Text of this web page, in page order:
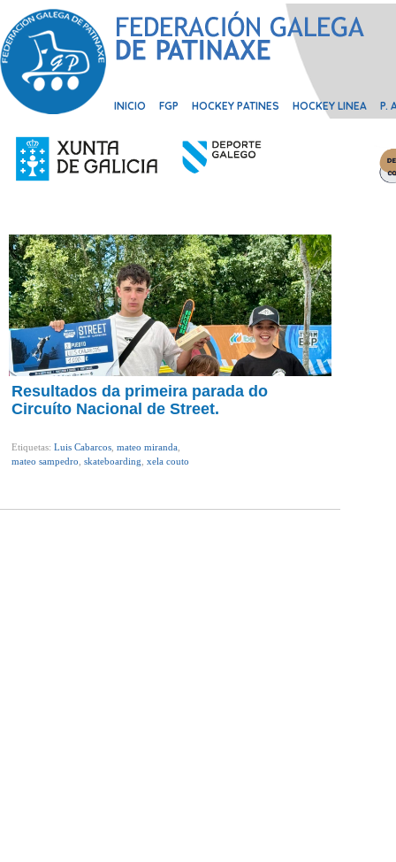
INICIO FGP HOCKEY PATINES HOCKEY LINEA P.
Resultados da primeira parada do
Circuíto Nacional de Street.
Etiquetas: Luis Cabarcos mateo miranda
mateo sampedro skateboarding xela couto